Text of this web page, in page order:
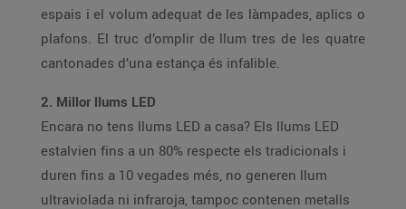
espais i el volum adequat de les làmpades, aplics o
plafons. El truc d’omplir de llum tres de les quatre
cantonades d’una estança és infalible.
2. Millor llums LED
Encara no tens llums LED a casa? Els llums LED
estalvien fins a un 80% respecte els tradicionals i
duren fins a 10 vegades més, no generen llum
ultraviolada ni infraroja, tampoc contenen metalls